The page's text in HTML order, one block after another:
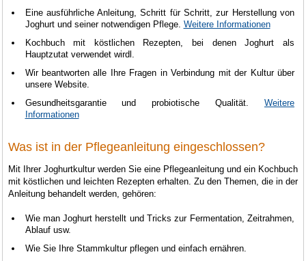
Eine ausführliche Anleitung, Schritt für Schritt, zur Herstellung von
Joghurt und seiner notwendigen Pflege. Weitere Informationen
Kochbuch mit köstlichen Rezepten, bei denen Joghurt als
Hauptzutat verwendet wirdl.
Wir beantworten alle Ihre Fragen in Verbindung mit der Kultur über
unsere Website.
Gesundheitsgarantie und probiotische Qualität. Weitere
Informationen
Was ist in der Pflegeanleitung eingeschlossen?
Mit Ihrer Joghurtkultur werden Sie eine Pflegeanleitung und ein Kochbuch
mit köstlichen und leichten Rezepten erhalten. Zu den Themen, die in der
Anleitung behandelt werden, gehören:
Wie man Joghurt herstellt und Tricks zur Fermentation, Zeitrahmen,
Ablauf usw.
Wie Sie Ihre Stammkultur pflegen und einfach ernähren.